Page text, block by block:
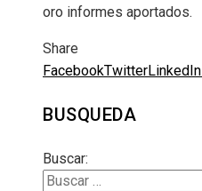
oro informes aportados.
Share
FacebookTwitterLinkedIn
BUSQUEDA
Buscar: